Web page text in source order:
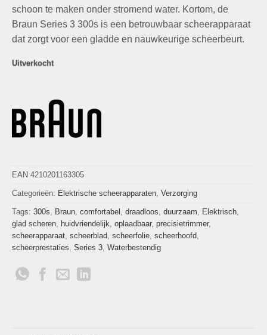
schoon te maken onder stromend water. Kortom, de
Braun Series 3 300s is een betrouwbaar scheerapparaat
dat zorgt voor een gladde en nauwkeurige scheerbeurt.
Uitverkocht
EAN 4210201163305
Categorieën: Elektrische scheerapparaten, Verzorging
Tags: 300s, Braun, comfortabel , draadloos, duurzaam, Elektrisch,
glad scheren, huidvriendelijk, oplaadbaar, precisietrimmer,
scheerapparaat, scheerblad, scheerfolie, scheerhoofd,
scheerprestaties, Series 3, Waterbestendig